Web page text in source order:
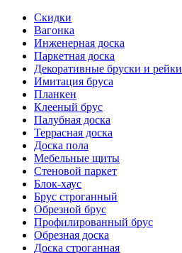
Скидки
Вагонка
Инженерная доска
Паркетная доска
Декоративные бруски и рейки
Имитация бруса
Планкен
Клееный брус
Палубная доска
Террасная доска
Доска пола
Мебельные щиты
Стеновой паркет
Блок-хаус
Брус строганный
Обрезной брус
Профилированный брус
Обрезная доска
Доска строганная